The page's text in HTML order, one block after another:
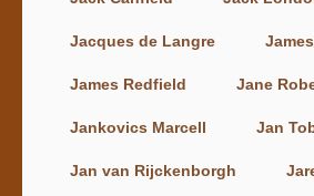
Jacques de Langre
James Redfield Jane
Jankovics Marcell Jan
Jan van Rijckenborgh